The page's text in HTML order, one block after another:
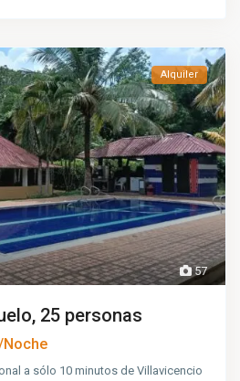
57
Alquiler
25 personas
a sólo 10 minutos de Villavicencio